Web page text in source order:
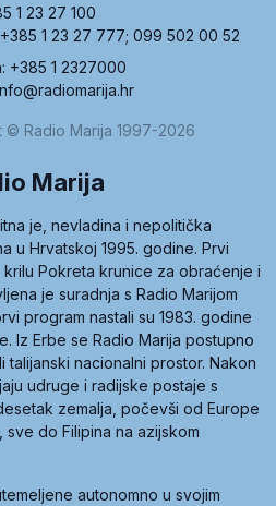
1 23 27 100
1 23 27 777; 099 502 00 52
+385 1 2327000
© Radio Marija 1997-2026
Marija
je, nevladina i nepolitička
u Hrvatskoj 1995. godine. Prvi
Pokreta krunice za obraćenje i
je suradnja s Radio Marijom
program nastali su 1983. godine
Iz Erbe se Radio Marija postupno
nacionalni prostor. Nakon
udruge i radijske postaje s
zemalja, počevši od Europe
do Filipina na azijskom
autonomno u svojim